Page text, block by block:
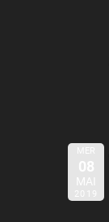
MER
08
MAI
2019